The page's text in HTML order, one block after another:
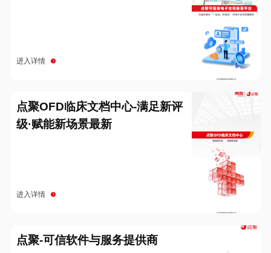
进入详情
点聚OFD临床文档中心-满足新评
级·赋能新场景最新
进入详情
点聚-可信软件与服务提供商